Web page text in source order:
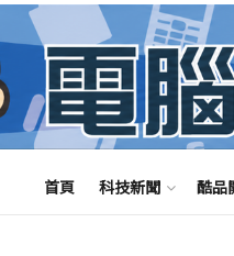
首頁 科技新聞 酷品